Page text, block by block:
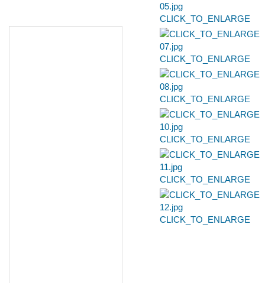
CLICK_TO_ENLARGE
CLICK_TO_ENLARGE
CLICK_TO_ENLARGE
CLICK_TO_ENLARGE
CLICK_TO_ENLARGE
CLICK_TO_ENLARGE